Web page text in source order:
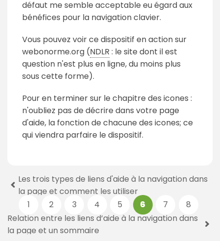
défaut me semble acceptable eu égard aux
bénéfices pour la navigation clavier.
Vous pouvez voir ce dispositif en action sur
webonorme.org (NDLR : le site dont il est
question n'est plus en ligne, du moins plus
sous cette forme).
Pour en terminer sur le chapitre des icones :
n'oubliez pas de décrire dans votre page
d'aide, la fonction de chacune des icones; ce
qui viendra parfaire le dispositif.
e
s
Les trois types de liens d'aide à la navigation dans
la page et comment les utiliser
1
2 3 4 5 6 7
8
Relation entre les liens d’aide à la navigation dans
la page et un sommaire